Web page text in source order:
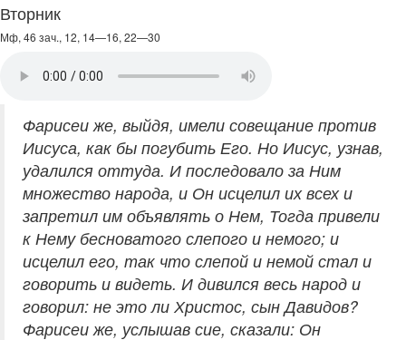
Вторник
Мф, 46 зач., 12, 14—16, 22—30
Фарисеи же, выйдя, имели совещание против
Иисуса, как бы погубить Его. Но Иисус, узнав,
удалился оттуда. И последовало за Ним
множество народа, и Он исцелил их всех и
запретил им объявлять о Нем, Тогда привели
к Нему бесноватого слепого и немого; и
исцелил его, так что слепой и немой стал и
говорить и видеть. И дивился весь народ и
говорил: не это ли Христос, сын Давидов?
Фарисеи же, услышав сие, сказали: Он